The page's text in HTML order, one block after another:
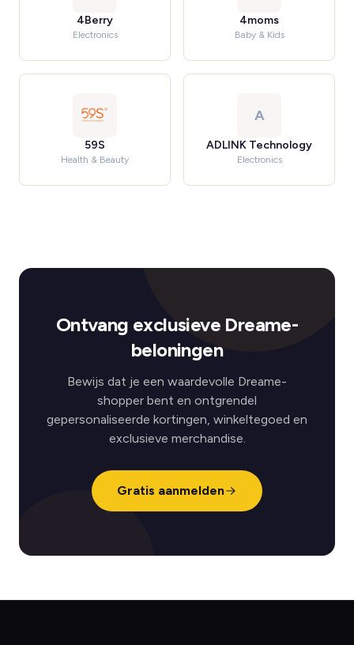
4Berry
Electronics
4moms
Baby & Kids
59S
Health & Beauty
A
ADLINK Technology
Electronics
Ontvang exclusieve Dreame-
beloningen
Bewijs dat je een waardevolle Dreame-
shopper bent en ontgrendel
gepersonaliseerde kortingen, winkeltegoed en
exclusieve merchandise.
Gratis aanmelden